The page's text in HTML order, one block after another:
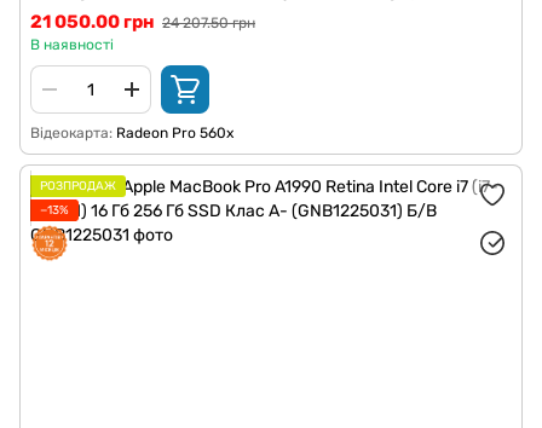
21 050.00 грн 24 207.50 грн
В наявності
Відеокарта Radeon Pro 560x
РОЗПРОДАЖ
−13%